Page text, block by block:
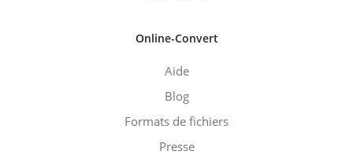
Online-Convert
Aide
Blog
Formats de fichiers
Presse